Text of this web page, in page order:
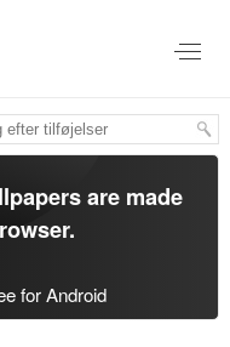
are made
.
for Android